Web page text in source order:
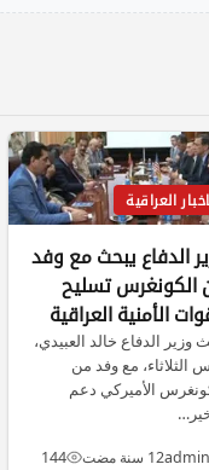
العراقية
الدفاع يبحث مع وفد
الكونغرس تسليح
الأمنية العراقية
وزير الدفاع خالد العبيدي،
الثلاثاء، مع وفد من
الأميركي دعم
admin12 سنة مضت 144